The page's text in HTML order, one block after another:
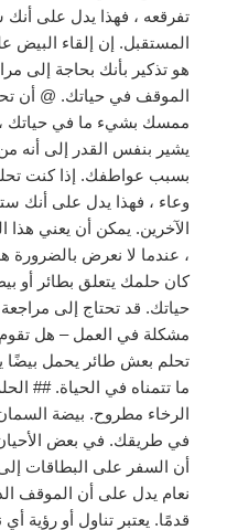
تفرقعه ، فهذا يدل على
المستقبل. إن إلقاء
هو تذكير بأنك بحاجة إلى
الموقف في حياتك. @ أن
ممسك بشيء ما في حياتك ،
يشير بنفس القدر إلى أنه
بسبب عواطفك. إذا كنت
وعاء ، فهذا يدل على أنك
الآخرين. يمكن أن يعني هذا
، عندما لا نعرض بالضرورة
كان حلمك يتعلق بطائر أو
حياتك. قد تحتاج إلى
مشكلة في العمل – هل تقوم
تحلم بعش طائر يحمل
ما تتمناه في الحياة. ##
الرخاء مطروح. بيضة
في طريقك. في بعض الأحيان
أن السفر على البطاقات
نعام يدل على أن الموقف
قدمًا. يعتبر تناول أو رؤية